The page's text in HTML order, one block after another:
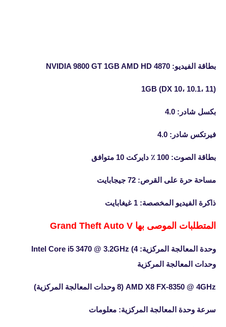
بطاقة الفيديو: NVIDIA 9800 GT 1GB AMD HD 4870
1GB (DX 10، 10.1، 11)
بكسل شادر: 4.0
فيرتكس شادر: 4.0
بطاقة الصوت: 100 ٪ دايركت 10 متوافق
مساحة حرة على القرص: 72 جيجابايت
ذاكرة الفيديو المخصصة: 1 غيغابايت
المتطلبات الموصى بها Grand Theft Auto V
وحدة المعالجة المركزية: Intel Core i5 3470 @ 3.2GHz (4
وحدات المعالجة المركزية
AMD X8 FX-8350 @ 4GHz (8 وحدات المعالجة المركزية)
سرعة وحدة المعالجة المركزية: معلومات